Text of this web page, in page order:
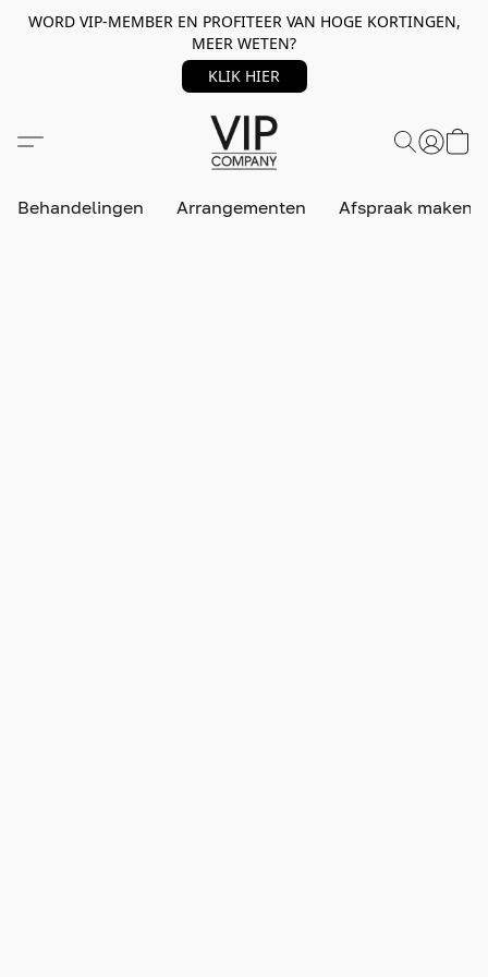
WORD VIP-MEMBER EN PROFITEER VAN HOGE KORTINGEN,
MEER WETEN?
KLIK HIER
Behandelingen Arrangementen Afspraak maken